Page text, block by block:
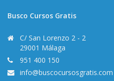
Busco Cursos Gratis
C/ San Lorenzo 2 - 2
29001 Málaga
951 400 150
info@buscocursosgratis.com